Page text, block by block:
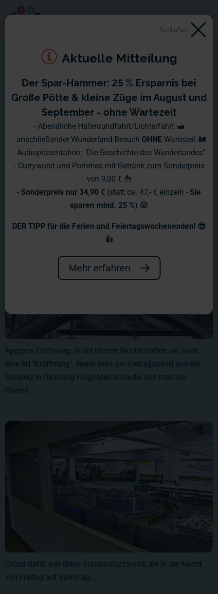
Montag 4. April 2011 -
Sonntag 10. April 2011
In der letzten Woche hat sich wieder eine Menge getan. In
vielen Bereichen wird nach wie vor an den vielen kleinen
Details des Flughafens gearbeitet, damit pünktlich zur
Eröffnung alles fertig gestellt ist.
Apropos Eröffnung: in der letzten Woche hatten wir auch
eine Art "Eröffnung". Wenn man am Freitagabend aus der
Schweiz in Richtung Flughafen schaute, sah man nur
Planen.
Grund dafür war diese Staubschutzwand, die in der Nacht
von Freitag auf Samstag…
Schließen
Aktuelle Mitteilung
Der Spar-Hammer: 25 % Ersparnis bei
Große Pötte & kleine Züge im August und
September - ohne Wartezeit
- Abendliche Hafenrundfahrt/Lichterfahrt 🛥️
- anschließender Wunderland-Besuch OHNE Wartezeit 🚂
- Audiopräsentation: "Die Geschichte des Wunderlandes"
- Currywurst und Pommes mit Getränk zum Sonderpreis
von 9,00 € 🍟
- Sonderpreis nur 34,90 € (statt ca. 47,- € einzeln - Sie
sparen mind. 25 %) 😮
DER TIPP für die Ferien und Feiertagswochenenden! 😎
👍
Mehr erfahren